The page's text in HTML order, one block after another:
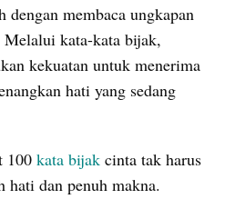
dengan membaca ungkapan
kata-kata bijak,
kekuatan untuk menerima
hati yang sedang
100 kata bijak cinta tak harus
dan penuh makna.